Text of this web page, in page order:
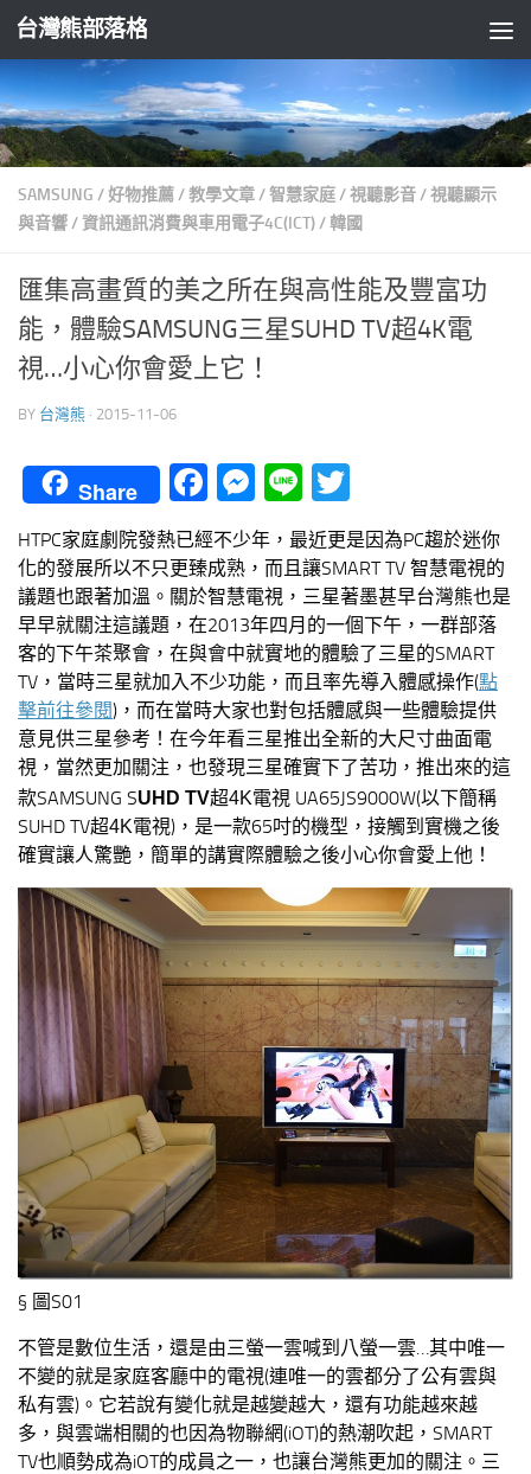
Skip to content
台灣熊部落格
SAMSUNG /好物推薦/教學文章/智慧家庭/視聽影音/視聽顯示
與音響/資訊通訊消費與車用電子4C(ICT)/韓國
匯集高畫質的美之所在與高性能及豐富功
能，體驗SAMSUNG三星SUHD TV超4K電
視…小心你會愛上它！
BY 台灣熊 · 2015-11-06
Share Facebook
Messenger
Line
HTPC家庭劇院發熱已經不少年，最近更是因為PC趨於迷你
化的發展所以不只更臻成熟，而且讓SMART TV 智慧電視的
議題也跟著加溫。關於智慧電視，三星著墨甚早台灣熊也是
早早就關注這議題，在2013年四月的一個下午，一群部落
客的下午茶聚會，在與會中就實地的體驗了三星的SMART
TV，當時三星就加入不少功能，而且率先導入體感操作(點
擊前往參閱)，而在當時大家也對包括體感與一些體驗提供
意見供三星參考！在今年看三星推出全新的大尺寸曲面電
視，當然更加關注，也發現三星確實下了苦功，推出來的這
款SAMSUNG SUHD TV超4K電視 UA65JS9000W(以下簡稱
SUHD TV超4K電視)，是一款65吋的機型，接觸到實機之後
確實讓人驚艷，簡單的講實際體驗之後小心你會愛上他！
§ 圖S01
不管是數位生活，還是由三螢一雲喊到八螢一雲…其中唯一
不變的就是家庭客廳中的電視(連唯一的雲都分了公有雲與
私有雲)。它若說有變化就是越變越大，還有功能越來越
多，與雲端相關的也因為物聯網(iOT)的熱潮吹起，SMART
TV也順勢成為iOT的成員之一，也讓台灣熊更加的關注。 三